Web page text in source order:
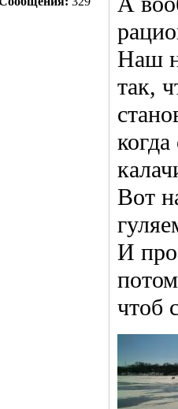
Наш
так,
Вот
И
чтоб